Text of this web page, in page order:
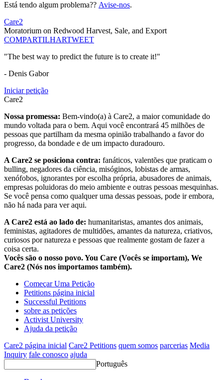
Está tendo algum problema?? Avise-nos.
Care2
Moratorium on Redwood Harvest, Sale, and Export
COMPARTILHARTWEET
"The best way to predict the future is to create it!"
- Denis Gabor
Iniciar petição
Care2
Nossa promessa: Bem-vindo(a) à Care2, a maior comunidade do
mundo voltada para o bem. Aqui você encontrará 45 milhões de
pessoas que partilham da mesma opinião trabalhando a favor do
progresso, da bondade e de um impacto duradouro.
A Care2 se posiciona contra: fanáticos, valentões que praticam o
bulling, negadores da ciência, misóginos, lobistas de armas,
xenófobos, ignorantes por escolha própria, abusadores de animais,
empresas poluidoras do meio ambiente e outras pessoas mesquinhas.
Se você pensa como qualquer uma dessas pessoas, pode ir embora,
não há nada para ver aqui.
A Care2 está ao lado de: humanitaristas, amantes dos animais,
feministas, agitadores de multidões, amantes da natureza, criativos,
curiosos por natureza e pessoas que realmente gostam de fazer a
coisa certa.
Vocês são o nosso povo. You Care (Vocês se importam), We
Care2 (Nós nos importamos também).
Começar Uma Petição
Petitions página inicial
Successful Petitions
sobre as petições
Activist University
Ajuda da petição
Care2 página inicial Care2 Petitions quem somos parcerias Media
Inquiry fale conosco ajuda
Português